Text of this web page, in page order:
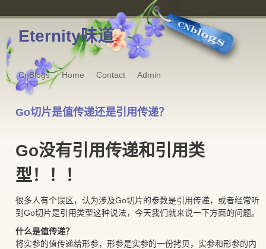
Eternity味道
CnBlogs Home Contact Admin
Go切片是值传递还是引用传递？
Go没有引用传递和引用类
型！！！
很多人有个误区，认为涉及Go切片的参数是引用传递，或者经常听
到Go切片是引用类型这种说法，今天我们就来说一下方面的问题。
什么是值传递？
将实参的值传递给形参，形参是实参的一份拷贝，实参和形参的内